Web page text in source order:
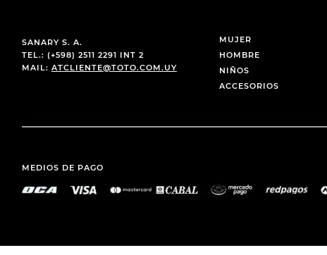
SANARY S. A.
TEL.: (+598) 2511 2291 INT 2
MAIL: ATCLIENTE@TOTO.COM.UY
MUJER
HOMBRE
NIÑOS
ACCESORIOS
MEDIOS DE PAGO